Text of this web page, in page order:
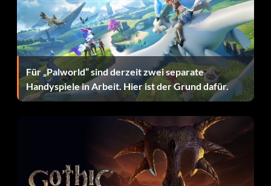
Für „Palworld“ sind derzeit zwei separate
Handyspiele in Arbeit. Hier ist der Grund dafür.